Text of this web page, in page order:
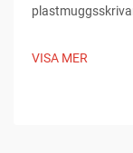
VISA MER